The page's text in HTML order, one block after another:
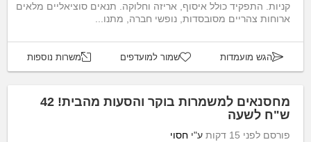
קניות. התפקיד כולל איסוף, אריזה וחלוקה. תנאים סוציאליים מלאים
ארוחות צהריים מסובסדות, נופשי חברה, מתנו...
הגש מועמדות שמור למועדפים משרות נוספות
מחסנאים למשמרות בוקר והסעות מהבית! 42
ש"ח לשעה
פורסם לפני 15 דקות ע"י חסוי